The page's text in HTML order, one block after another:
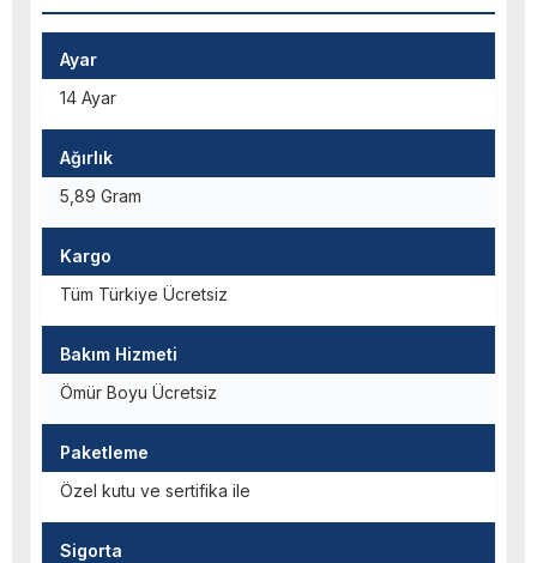
Ayar
14 Ayar
Ağırlık
5,89 Gram
Kargo
Tüm Türkiye Ücretsiz
Bakım Hizmeti
Ömür Boyu Ücretsiz
Paketleme
Özel kutu ve sertifika ile
Sigorta